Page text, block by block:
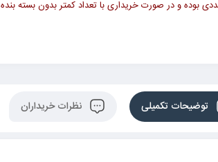
بندی این محصول ۵۰ عددی بوده و در صورت خریداری با تعداد کمتر بدون بسته
توضیحات تکمیلی نظرات خریداران